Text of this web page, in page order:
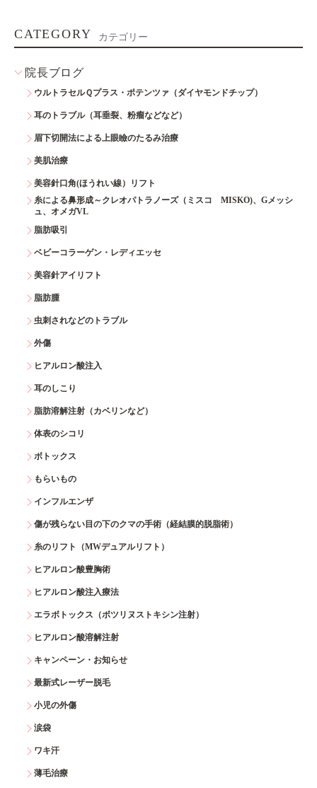
CATEGORY カテゴリー
院長ブログ
ウルトラセルＱプラス・ポテンツァ（ダイヤモンドチップ）
耳のトラブル（耳垂裂、粉瘤などなど）
眉下切開法による上眼瞼のたるみ治療
美肌治療
美容針口角(ほうれい線）リフト
糸による鼻形成～クレオパトラノーズ（ミスコ MISKO)、Gメッシ
ュ、オメガVL
脂肪吸引
ベビーコラーゲン・レディエッセ
美容針アイリフト
脂肪腫
虫刺されなどのトラブル
外傷
ヒアルロン酸注入
耳のしこり
脂肪溶解注射（カベリンなど）
体表のシコリ
ボトックス
もらいもの
インフルエンザ
傷が残らない目の下のクマの手術（経結膜的脱脂術）
糸のリフト（MWデュアルリフト）
ヒアルロン酸豊胸術
ヒアルロン酸注入療法
エラボトックス（ボツリヌストキシン注射）
ヒアルロン酸溶解注射
キャンペーン・お知らせ
最新式レーザー脱毛
小児の外傷
涙袋
ワキ汗
薄毛治療